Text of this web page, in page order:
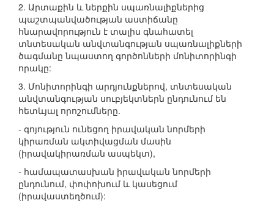
2. Արտաքին և ներքին սպառնալիքներից
պաշտպանվածության աստիճանը
հնարավորություն է տալիս գնահատել
տնտեսական անվտանգության սպառնալիքների
ծագմանը նպաստող գործոնների մոնիտորինգի
որակը:
3. Մոնիտորինգի արդյունքներով, տնտեսական
անվտանգության սուբյեկտներն ընդունում են
հետևյալ որոշումները.
- գոյություն ունեցող իրավական նորմերի
կիրառման ակտիվացման մասին
(իրավակիրառման ասպեկտ),
- համապատասխան իրավական նորմերի
ընդունում, փոփոխում և կասեցում
(իրավաստեղծում):